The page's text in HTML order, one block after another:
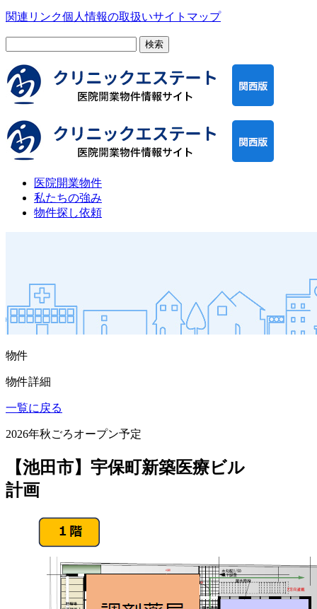
関連リンク個人情報の取扱いサイトマップ
医院開業物件
私たちの強み
物件探し依頼
物件
物件詳細
一覧に戻る
2026年秋ごろオープン予定
【池田市】宇保町新築医療ビル
計画